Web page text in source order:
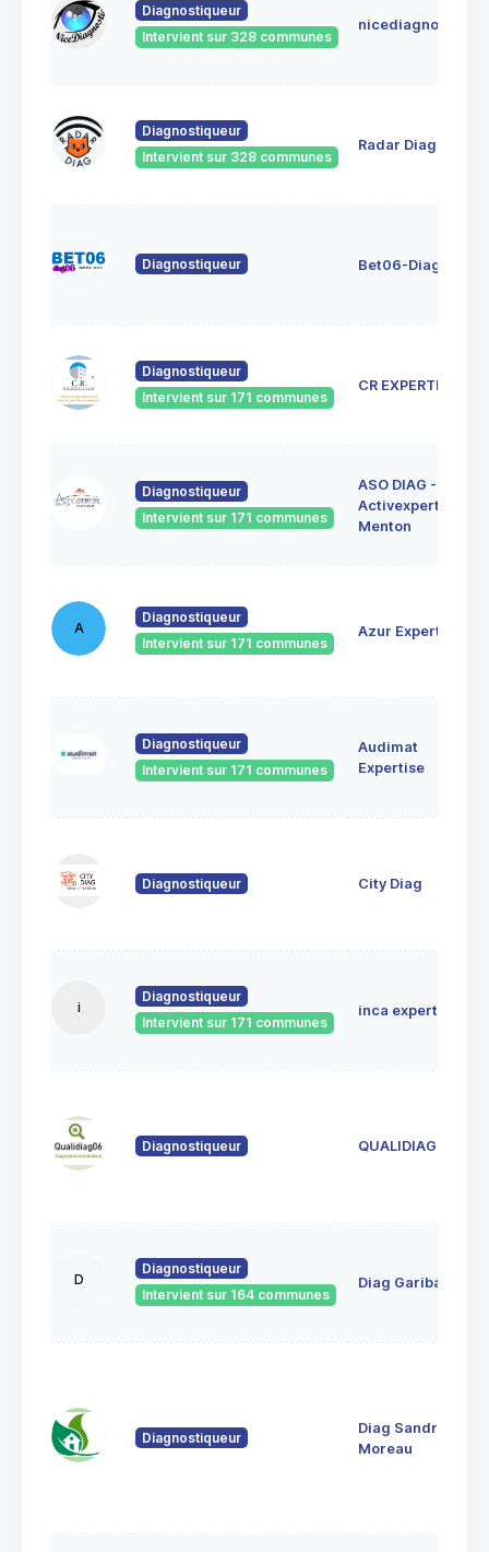
Diagnostiqueur
Intervient sur 328 communes
nicediagnostic
Diagnostiqueur
Intervient sur 328 communes
Radar Diag
Diagnostiqueur Bet06-Diag06
Diagnostiqueur
Intervient sur 171 communes
CR EXPERTISE
Diagnostiqueur
Intervient sur 171 communes
ASO DIAG -
Activexpertise
Menton
A
Diagnostiqueur
Intervient sur 171 communes
Azur Expertise
Diagnostiqueur
Intervient sur 171 communes
Audimat
Expertise
Diagnostiqueur City Diag
i
Diagnostiqueur
Intervient sur 171 communes
inca expertises
Diagnostiqueur QUALIDIAG 06
D
Diagnostiqueur
Intervient sur 164 communes
Diag Garibaldi
Diagnostiqueur
Diag Sandrine
Moreau